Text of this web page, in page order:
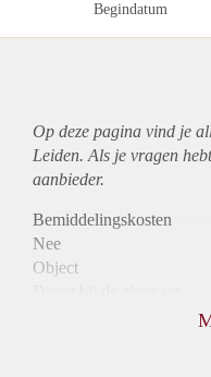
Begindatum
Op deze pagina vind je
Leiden. Als je vragen
aanbieder.
Bemiddelingskosten
Nee
Object